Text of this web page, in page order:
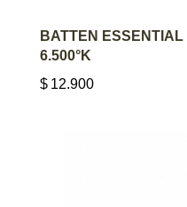
BATTEN
6.500°K
$ 12.900